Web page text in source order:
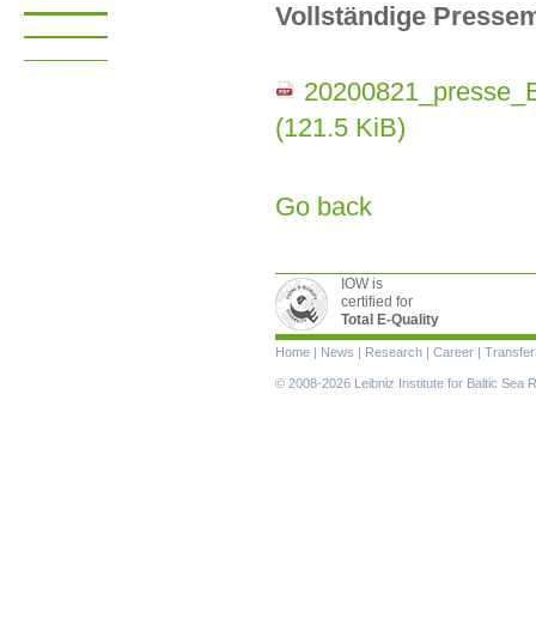
Vollständige
(121.5 KiB)
Go back
IOW is
certified for
Total E-Quality
Skip
navigation
Home | News | Research | Career | Transfer
© 2008-2026 Leibniz Institute for Baltic Sea